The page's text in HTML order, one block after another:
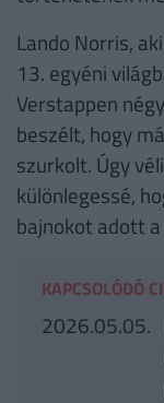
Lando Norris,
13. egyéni
Verstappen
beszélt, hogy
szurkolt. Úgy
különlegessé,
bajnokot adott
KAPCSOLÓDÓ
2026.05.05.